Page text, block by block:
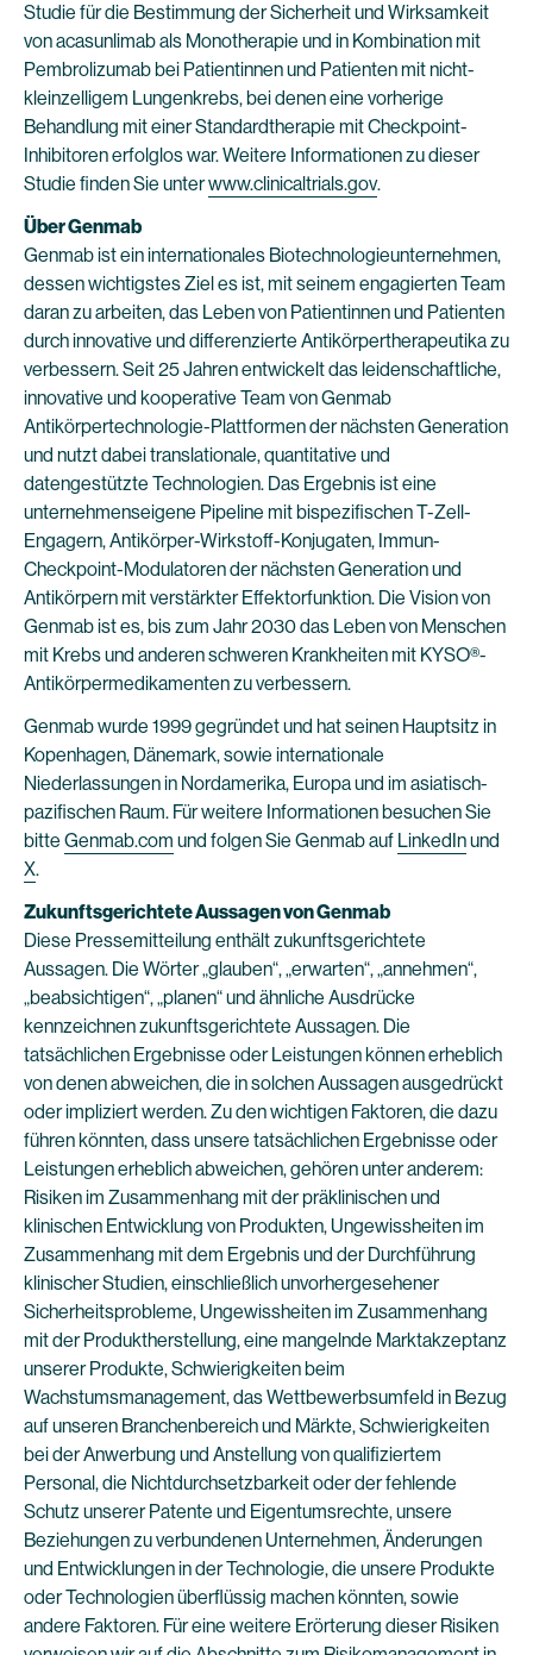
Studie für die Bestimmung der Sicherheit und Wirksamkeit
von acasunlimab als Monotherapie und in Kombination mit
Pembrolizumab bei Patientinnen und Patienten mit nicht-
kleinzelligem Lungenkrebs, bei denen eine vorherige
Behandlung mit einer Standardtherapie mit Checkpoint-
Inhibitoren erfolglos war. Weitere Informationen zu dieser
Studie finden Sie unterwww.clinicaltrials.gov.
ÜberGenmab
Genmab ist ein internationales Biotechnologieunternehmen,
dessen wichtigstes Ziel es ist, mit seinem engagierten Team
daran zu arbeiten, das Leben von Patientinnen und Patienten
durch innovative und differenzierte Antikörpertherapeutika zu
verbessern. Seit 25 Jahren entwickelt das leidenschaftliche,
innovative und kooperative Team von Genmab
Antikörpertechnologie-Plattformen der nächsten Generation
und nutzt dabei translationale, quantitative und
datengestützte Technologien. Das Ergebnis ist eine
unternehmenseigene Pipeline mit bispezifischen T-Zell-
Engagern, Antikörper-Wirkstoff-Konjugaten, Immun-
Checkpoint-Modulatoren der nächsten Generation und
Antikörpern mit verstärkter Effektorfunktion. Die Vision von
Genmab ist es, bis zum Jahr 2030 das Leben von Menschen
mit Krebs und anderen schweren Krankheiten mit KYSO®-
Antikörpermedikamenten zu verbessern.
Genmab wurde 1999 gegründet und hat seinen Hauptsitz in
Kopenhagen, Dänemark, sowie internationale
Niederlassungen in Nordamerika, Europa und im asiatisch-
pazifischen Raum. Für weitere Informationen besuchen Sie
bitte Genmab.com und folgen Sie Genmab auf LinkedInund
X.
Zukunftsgerichtete Aussagen von Genmab
Diese Pressemitteilung enthält zukunftsgerichtete
Aussagen. Die Wörter „glauben“, „erwarten“, „annehmen“,
„beabsichtigen“, „planen“ und ähnliche Ausdrücke
kennzeichnen zukunftsgerichtete Aussagen. Die
tatsächlichen Ergebnisse oder Leistungen können erheblich
von denen abweichen, die in solchen Aussagen ausgedrückt
oder impliziert werden. Zu den wichtigen Faktoren, die dazu
führen könnten, dass unsere tatsächlichen Ergebnisse oder
Leistungen erheblich abweichen, gehören unter anderem:
Risiken im Zusammenhang mit der präklinischen und
klinischen Entwicklung von Produkten, Ungewissheiten im
Zusammenhang mit dem Ergebnis und der Durchführung
klinischer Studien, einschließlich unvorhergesehener
Sicherheitsprobleme, Ungewissheiten im Zusammenhang
mit der Produktherstellung, eine mangelnde Marktakzeptanz
unserer Produkte, Schwierigkeiten beim
Wachstumsmanagement, das Wettbewerbsumfeld in Bezug
auf unseren Branchenbereich und Märkte, Schwierigkeiten
bei der Anwerbung und Anstellung von qualifiziertem
Personal, die Nichtdurchsetzbarkeit oder der fehlende
Schutz unserer Patente und Eigentumsrechte, unsere
Beziehungen zu verbundenen Unternehmen, Änderungen
und Entwicklungen in der Technologie, die unsere Produkte
oder Technologien überflüssig machen könnten, sowie
andere Faktoren. Für eine weitere Erörterung dieser Risiken